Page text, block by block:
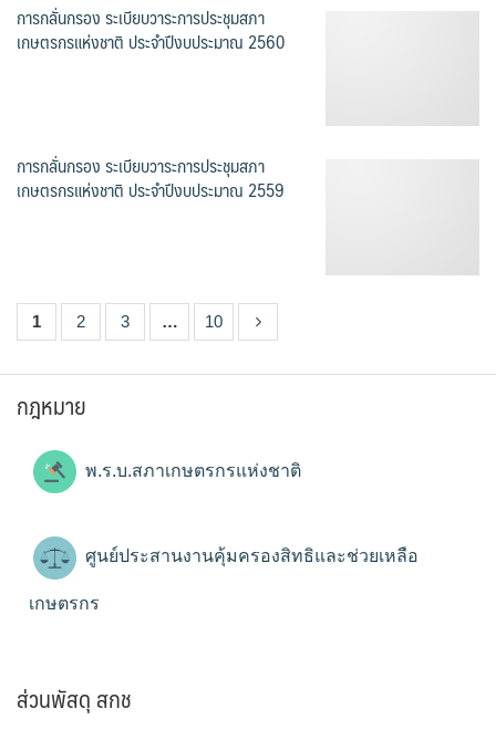
การกลั่นกรอง ระเบียบวาระการประชุมสภา
เกษตรกรแห่งชาติ ประจำปีงบประมาณ 2560
การกลั่นกรอง ระเบียบวาระการประชุมสภา
เกษตรกรแห่งชาติ ประจำปีงบประมาณ 2559
1 2 3 … 10
กฎหมาย
พ.ร.บ.สภาเกษตรกรแห่งชาติ
ศูนย์ประสานงานคุ้มครองสิทธิและช่วยเหลือ
เกษตรกร
ส่วนพัสดุ สกช